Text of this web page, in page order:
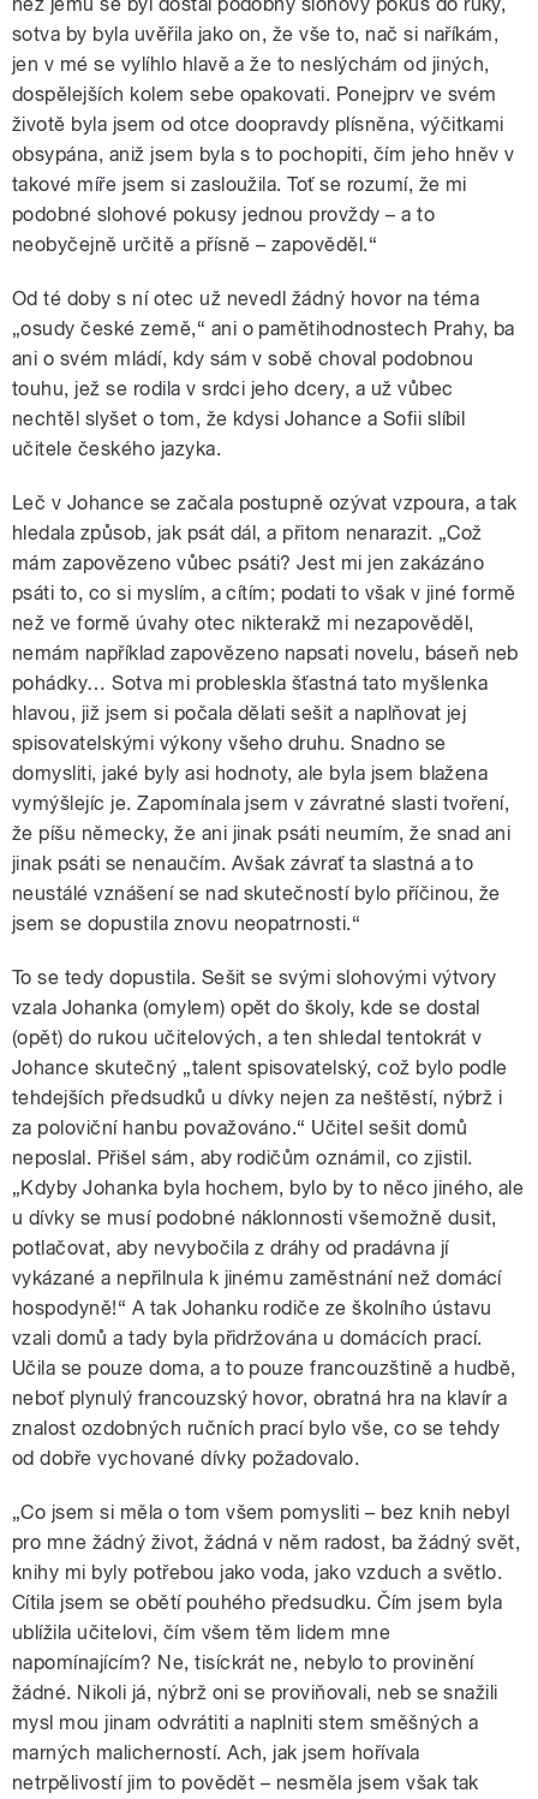
sotva by byla uvěřila jako on, že vše to, nač si naříkám,
jen v mé se vylíhlo hlavě a že to neslýchám od jiných,
dospělejších kolem sebe opakovati. Ponejprv ve svém
životě byla jsem od otce doopravdy plísněna, výčitkami
obsypána, aniž jsem byla s to pochopiti, čím jeho hněv v
takové míře jsem si zasloužila. Toť se rozumí, že mi
podobné slohové pokusy jednou provždy – a to
neobyčejně určitě a přísně – zapověděl.“
Od té doby s ní otec už nevedl žádný hovor na téma
„osudy české země,“ ani o pamětihodnostech Prahy, ba
ani o svém mládí, kdy sám v sobě choval podobnou
touhu, jež se rodila v srdci jeho dcery, a už vůbec
nechtěl slyšet o tom, že kdysi Johance a Sofii slíbil
učitele českého jazyka.
Leč v Johance se začala postupně ozývat vzpoura, a tak
hledala způsob, jak psát dál, a přitom nenarazit. „Což
mám zapovězeno vůbec psáti? Jest mi jen zakázáno
psáti to, co si myslím, a cítím; podati to však v jiné formě
než ve formě úvahy otec nikterakž mi nezapověděl,
nemám například zapovězeno napsati novelu, báseň neb
pohádky… Sotva mi probleskla šťastná tato myšlenka
hlavou, již jsem si počala dělati sešit a naplňovat jej
spisovatelskými výkony všeho druhu. Snadno se
domysliti, jaké byly asi hodnoty, ale byla jsem blažena
vymýšlejíc je. Zapomínala jsem v závratné slasti tvoření,
že píšu německy, že ani jinak psáti neumím, že snad ani
jinak psáti se nenaučím. Avšak závrať ta slastná a to
neustálé vznášení se nad skutečností bylo příčinou, že
jsem se dopustila znovu neopatrnosti.“
To se tedy dopustila. Sešit se svými slohovými výtvory
vzala Johanka (omylem) opět do školy, kde se dostal
(opět) do rukou učitelových, a ten shledal tentokrát v
Johance skutečný „talent spisovatelský, což bylo podle
tehdejších předsudků u dívky nejen za neštěstí, nýbrž i
za poloviční hanbu považováno.“ Učitel sešit domů
neposlal. Přišel sám, aby rodičům oznámil, co zjistil.
„Kdyby Johanka byla hochem, bylo by to něco jiného, ale
u dívky se musí podobné náklonnosti všemožně dusit,
potlačovat, aby nevybočila z dráhy od pradávna jí
vykázané a nepřilnula k jinému zaměstnání než domácí
hospodyně!“ A tak Johanku rodiče ze školního ústavu
vzali domů a tady byla přidržována u domácích prací.
Učila se pouze doma, a to pouze francouzštině a hudbě,
neboť plynulý francouzský hovor, obratná hra na klavír a
znalost ozdobných ručních prací bylo vše, co se tehdy
od dobře vychované dívky požadovalo.
„Co jsem si měla o tom všem pomysliti – bez knih nebyl
pro mne žádný život, žádná v něm radost, ba žádný svět,
knihy mi byly potřebou jako voda, jako vzduch a světlo.
Cítila jsem se obětí pouhého předsudku. Čím jsem byla
ublížila učitelovi, čím všem těm lidem mne
napomínajícím? Ne, tisíckrát ne, nebylo to provinění
žádné. Nikoli já, nýbrž oni se proviňovali, neb se snažili
mysl mou jinam odvrátiti a naplniti stem směšných a
marných malicherností. Ach, jak jsem hořívala
netrpělivostí jim to povědět – nesměla jsem však tak